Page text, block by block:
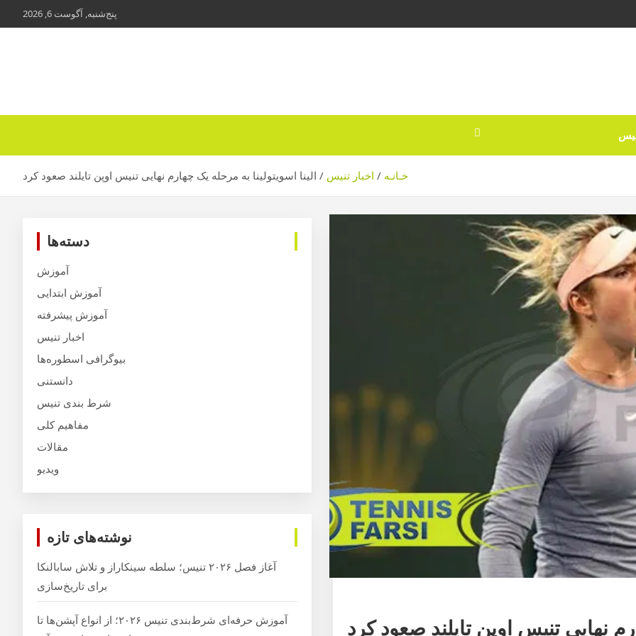
پنج‌شنبه, آگوست 6, 2026
خـانـه اخبار تنیس الینا اسویتولینا به مرحله یک چهارم نهایی تنیس اوپن تایلند صعود کرد
نهایی تنیس اوپن تایلند صعود کرد
دسته‌ها
آموزش
آموزش ابتدایی
آموزش پیشرفته
اخبار تنیس
بیوگرافی اسطوره‌ها
دانستنی
شرط بندی تنیس
مفاهیم کلی
مقالات
ویدیو
نوشته‌های تازه
آغاز فصل ۲۰۲۶ تنیس؛ سلطه سینکاراز و تلاش سابالنکا
برای تاریخ‌سازی
آموزش حرفه‌ای شرط‌بندی تنیس ۲۰۲۶؛ از انواع آپشن‌ها تا